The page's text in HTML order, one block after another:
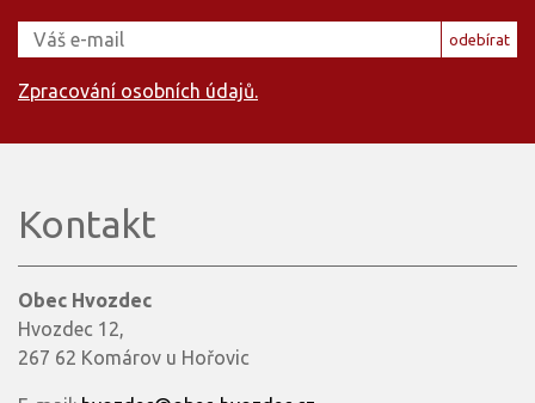
odebírat
Zpracování osobních údajů.
Kontakt
Obec Hvozdec
Hvozdec 12,
267 62 Komárov u Hořovic